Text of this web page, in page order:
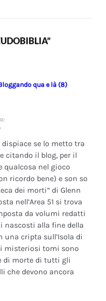
qua e là (8)
se lo metto tra
citando il blog, per il
qualcosa nel gioco
ricordo bene) e son so
dei morti” di Glenn
nell’Area 51 si trova
da volumi redatti
nascosti alla fine della
una cripta sull’Isola di
misteriosi tomi sono
di morte di tutti gli
che devono ancora